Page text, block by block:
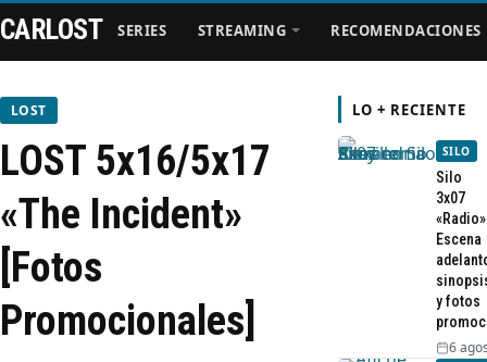
Series
Streaming
Recomendaciones
CARLOST SERIES STREAMING RECOMENDACIONES
LOST
LOST 5x16/5x17
«The Incident»
[Fotos
Promocionales]
LO + RECIENTE
SILO
Silo
3x07
Escena
y fotos
6